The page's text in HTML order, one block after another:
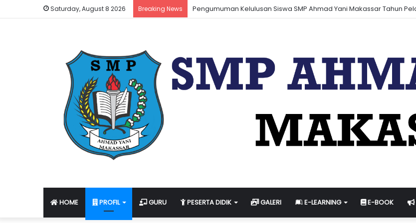
Saturday, August 8 2026 Breaking News Informasi & Jadwal Ujian Sekolah Tahun Pelajaran 2023-2024
HOME PROFIL GURU PESERTA DIDIK GALERI E-LEARNING E-BOOK